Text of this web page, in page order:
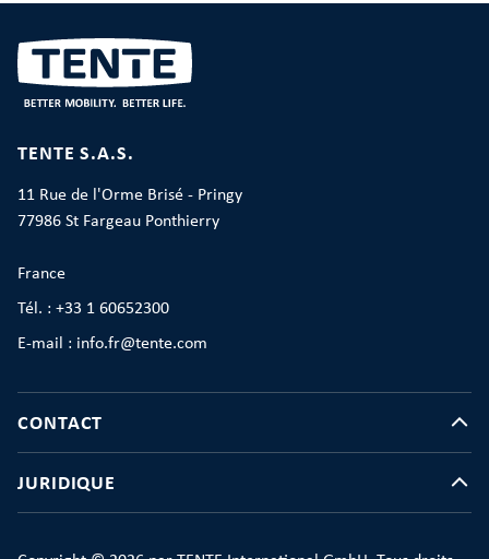
TENTE S.A.S.
11 Rue de l'Orme Brisé - Pringy
77986 St Fargeau Ponthierry
France
Tél. : +33 1 60652300
E-mail : info.fr@tente.com
CONTACT
JURIDIQUE